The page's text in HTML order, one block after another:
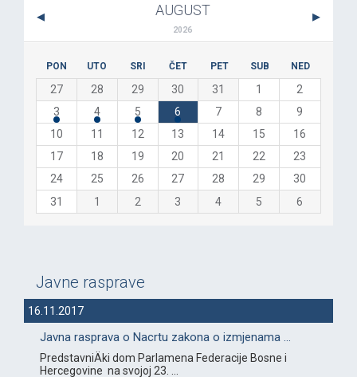
AUGUST
2026
PON UTO SRI ČET PET SUB NED
27 28 29 30 31 1
2
3
4 5 6 7 8
9
10
11 12 13 14 15
16
17
18 19 20 21 22
23
24
25 26 27 28 29
30
31
1 2 3 4 5 6
Javne rasprave
16.11.2017
Javna rasprava o Nacrtu zakona o izmjenama ...
PredstavniÄki dom Parlamena Federacije Bosne i
Hercegovine na svojoj 23. ...